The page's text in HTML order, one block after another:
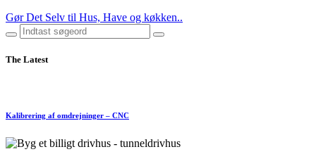
Gør Det Selv til Hus, Have og køkken..
The Latest
Kalibrering af omdrejninger – CNC